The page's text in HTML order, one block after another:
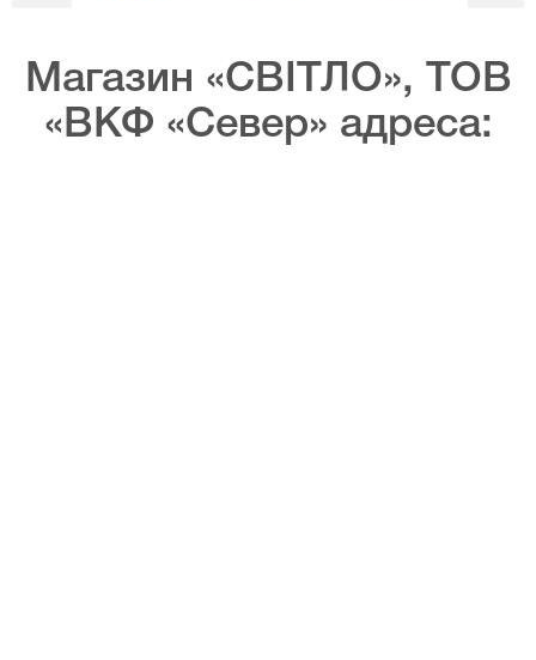
Магазин «СВІТЛО», ТОВ
«ВКФ «Север» адреса: